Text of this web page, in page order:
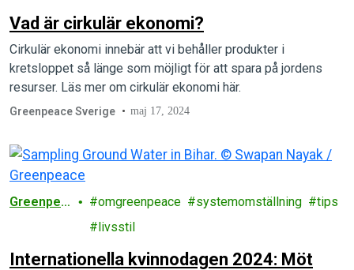
Vad är cirkulär ekonomi?
Cirkulär ekonomi innebär att vi behåller produkter i
kretsloppet så länge som möjligt för att spara på jordens
resurser. Läs mer om cirkulär ekonomi här.
Greenpeace Sverige maj 17, 2024
Greenpea
omgreenpeace systemomställning
tips
livsstil
Internationella kvinnodagen 2024: Möt